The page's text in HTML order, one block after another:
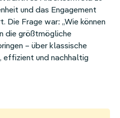
und das Engagement
Frage war: „Wie können
die größtmögliche
– über klassische
effizient und nachhaltig